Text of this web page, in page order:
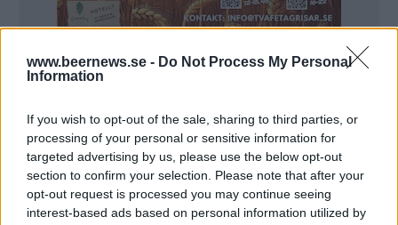
www.beernews.se - Do Not Process My Personal
Information
If you wish to opt-out of the sale, sharing to third parties, or
processing of your personal or sensitive information for
targeted advertising by us, please use the below opt-out
section to confirm your selection. Please note that after your
opt-out request is processed you may continue seeing
interest-based ads based on personal information utilized by
NYHET
Skåningar lanserar nytt
varumärke i dag
Publicerat 2018-03-09